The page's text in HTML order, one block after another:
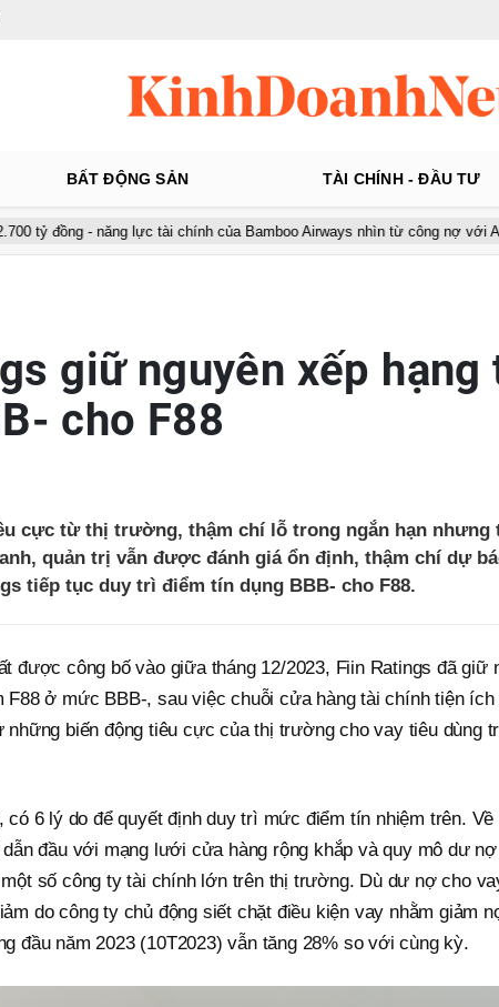
BẤT ĐỘNG SẢN TÀI CHÍNH - ĐẦU TƯ
lực tài chính của Bamboo Airways nhìn từ công nợ với ACV Ô
giữ nguyên xếp hạng
cho F88
cực từ thị trường, thậm chí lỗ trong ngắn hạn nhưng
quản trị vẫn được đánh giá ổn định, thậm chí dự
tiếp tục duy trì điểm tín dụng BBB- cho F88.
được công bố vào giữa tháng 12/2023, Fiin Ratings đã giữ
F88 ở mức BBB-, sau việc chuỗi cửa hàng tài chính tiện ích
biến động tiêu cực của thị trường cho vay tiêu dùng
có 6 lý do để quyết định duy trì mức điểm tín nhiệm trên. Về
đầu với mạng lưới cửa hàng rộng khắp và quy mô dư
số công ty tài chính lớn trên thị trường. Dù dư nợ cho
do công ty chủ động siết chặt điều kiện vay nhằm giảm
đầu năm 2023 (10T2023) vẫn tăng 28% so với cùng kỳ.